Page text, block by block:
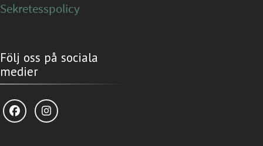
Sekretesspolicy
Följ oss på sociala
medier